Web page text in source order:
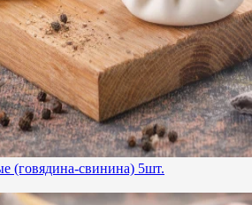
(говядина-свинина) 5шт.